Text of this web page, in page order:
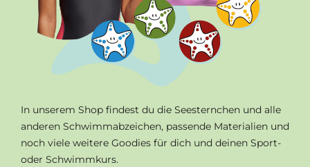
In unserem Shop findest du die Seesternchen und alle
anderen Schwimmabzeichen, passende Materialien und
noch viele weitere Goodies für dich und deinen Sport-
oder Schwimmkurs.